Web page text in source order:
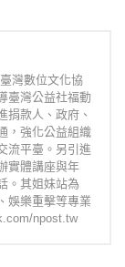
灣數位文化協
臺灣公益社福動
捐款人、政府、
，強化公益組織
流平臺。另引進
實體講座與年
。其姐妹站為
娛樂重擊等專業
npost.tw